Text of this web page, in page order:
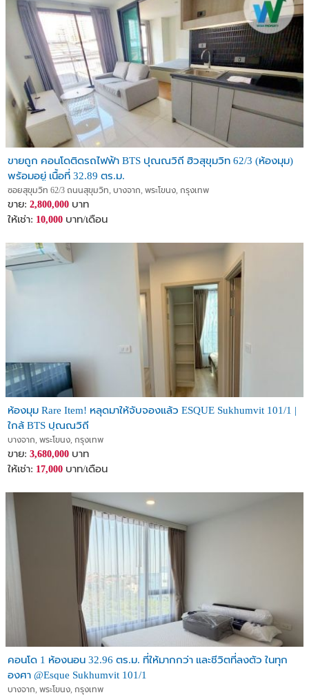
Line Id estate_corner_one
E-mailestatecornerone@gmail.com
Estate Corner One รับฝาก ซื้อ-ขาย อสังหาริมทรัพย์ทุกประเภท ฟรีค่า
โฆษณายินดีจัดหาสินเชื่อให้ฟรี
www.EstateCornerOne.com
ขายถูก คอนโดติดรถไฟฟ้า BTS ปุณณวิถี ฮิวสุขุมวิท 62/3 (ห้องมุม)
พร้อมอยู่ เนื้อที่ 32.89 ตร.ม.
ซอยสุขุมวิท 62/3 ถนนสุขุมวิท, บางจาก, พระโขนง, กรุงเทพ
ขาย: 2,800,000 บาท
ให้เช่า: 10,000 บาท/เดือน
ห้องมุม Rare Item! หลุดมาให้จับจองแล้ว ESQUE Sukhumvit 101/1 |
ใกล้ BTS ปุณณวิถี
บางจาก, พระโขนง, กรุงเทพ
ขาย: 3,680,000 บาท
ให้เช่า: 17,000 บาท/เดือน
คอนโด 1 ห้องนอน 32.96 ตร.ม. ที่ให้มากกว่า และชีวิตที่ลงตัว ในทุก
องศา @Esque Sukhumvit 101/1
บางจาก, พระโขนง, กรุงเทพ